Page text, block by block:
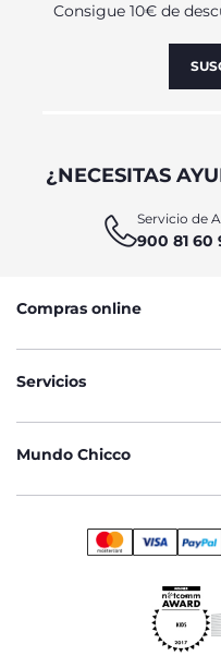
Consigue 10€ de
¿NECESITAS
Servicio de
900 81 60
Compras online
Servicios
Mundo Chicco